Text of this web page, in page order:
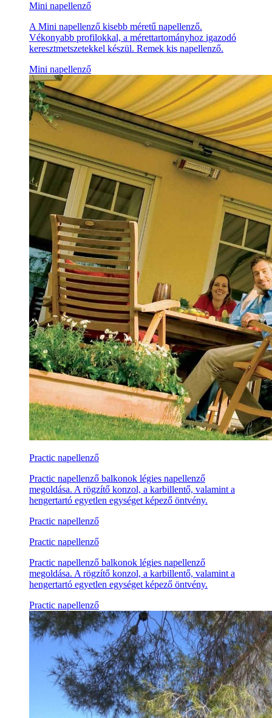
Mini napellenző
A Mini napellenző kisebb méretű napellenző.
Vékonyabb profilokkal, a mérettartományhoz igazodó
keresztmetszetekkel készül. Remek kis napellenző.
Mini napellenző
Practic napellenző
Practic napellenző balkonok légies napellenző
megoldása. A rögzítő konzol, a karbillentő, valamint a
hengertartó egyetlen egységet képező öntvény.
Practic napellenző
Practic napellenző
Practic napellenző balkonok légies napellenző
megoldása. A rögzítő konzol, a karbillentő, valamint a
hengertartó egyetlen egységet képező öntvény.
Practic napellenző